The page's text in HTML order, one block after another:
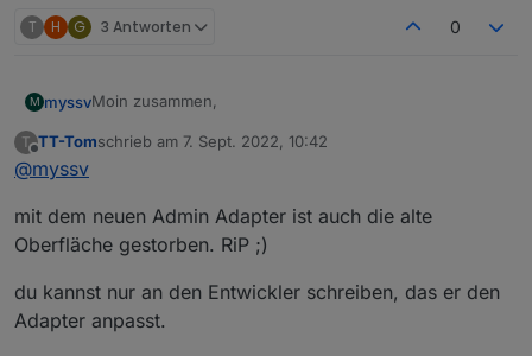
T H G 3 Antworten 0
M myssvMoin zusammen,
ich habe den Adapter heute installiert:
T TT-Tomschrieb am 7. Sept. 2022, 10:42
zuletzt editiert von
@myssv
mit dem neuen Admin Adapter ist auch die alte
Oberfläche gestorben. RiP ;)
du kannst nur an den Entwickler schreiben, das er den
Adapter anpasst.